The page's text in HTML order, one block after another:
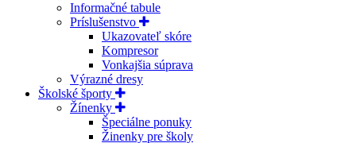
Informačné tabule
Príslušenstvo
Ukazovateľ skóre
Kompresor
Vonkajšia súprava
Výrazné dresy
Školské športy
Žínenky
Špeciálne ponuky
Žinenky pre školy